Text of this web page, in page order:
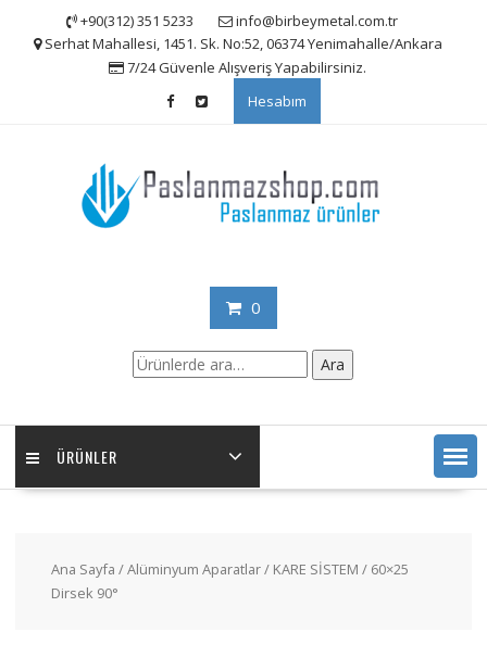
+90(312) 351 5233
info@birbeymetal.com.tr
Serhat Mahallesi, 1451. Sk. No:52, 06374 Yenimahalle/Ankara
7/24 Güvenle Alışveriş Yapabilirsiniz.
Hesabım
0
Ara: Ara
ÜRÜNLER
Ana Sayfa /Alüminyum Aparatlar/ KARE SİSTEM / 60×25
Dirsek 90°